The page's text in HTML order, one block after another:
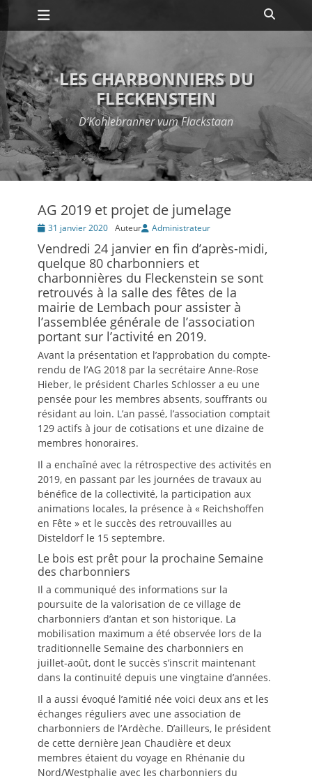
Passer
au
contenu
Premier menu
LES CHARBONNIERS DU
FLECKENSTEIN
D’Kohlebranner vum Flackstaan
AG 2019 et projet de jumelage
Posté31 janvier 2020 Auteur Administrateur
Vendredi 24 janvier en fin d’après-midi,
quelque 80 charbonniers et
charbonnières du Fleckenstein se sont
retrouvés à la salle des fêtes de la
mairie de Lembach pour assister à
l’assemblée générale de l’association
portant sur l’activité en 2019.
Avant la présentation et l’approbation du compte-
rendu de l’AG 2018 par la secrétaire Anne-Rose
Hieber, le président Charles Schlosser a eu une
pensée pour les membres absents, souffrants ou
résidant au loin. L’an passé, l’association comptait
129 actifs à jour de cotisations et une dizaine de
membres honoraires.
Il a enchaîné avec la rétrospective des activités en
2019, en passant par les journées de travaux au
bénéfice de la collectivité, la participation aux
animations locales, la présence à « Reichshoffen
en Fête » et le succès des retrouvailles au
Disteldorf le 15 septembre.
Le bois est prêt pour la prochaine Semaine
des charbonniers
Il a communiqué des informations sur la
poursuite de la valorisation de ce village de
charbonniers d’antan et son historique. La
mobilisation maximum a été observée lors de la
traditionnelle Semaine des charbonniers en
juillet-août, dont le succès s’inscrit maintenant
dans la continuité depuis une vingtaine d’années.
Il a aussi évoqué l’amitié née voici deux ans et les
échanges réguliers avec une association de
charbonniers de l’Ardèche. D’ailleurs, le président
de cette dernière Jean Chaudière et deux
membres étaient du voyage en Rhénanie du
Nord/Westphalie avec les charbonniers du